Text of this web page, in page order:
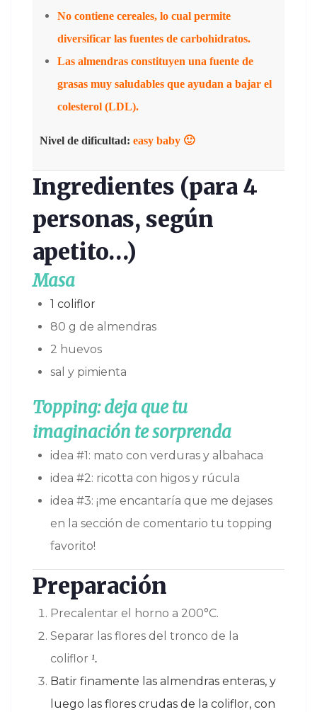
No contiene cereales, lo cual permite
diversificar las fuentes de carbohidratos.
Las almendras constituyen una fuente de
grasas muy saludables que ayudan a bajar el
colesterol (LDL).
Nivel de dificultad: easy baby 🙂
Ingredientes (para 4
personas, según
apetito…)
Masa
1 coliflor
80 g de almendras
2 huevos
sal y pimienta
Topping: deja que tu
imaginación te sorprenda
idea #1: mato con verduras y albahaca
idea #2: ricotta con higos y rúcula
idea #3: ¡me encantaría que me dejases
en la sección de comentario tu topping
favorito!
Preparación
Precalentar el horno a 200°C.
Separar las flores del tronco de la
coliflor ¹.
Batir finamente las almendras enteras, y
luego las flores crudas de la coliflor, con